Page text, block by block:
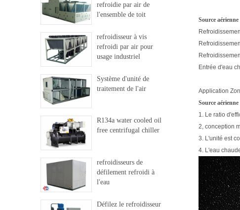
Source
Entrée d'eau
Application
Source
1. Le ratio
2, conception
3. L'unité est
4. L'eau
refroidie par air de
l'ensemble de toit
refroidisseur à vis
refroidi par air pour
usage industriel
Système d'unité de
traitement de l'air
R134a water cooled oil
free centrifugal chiller
refroidisseurs de
défilement refroidi à
l'eau
Défilez le refroidisseur